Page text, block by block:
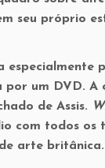
seu próprio
especialmente
por um DVD.
de Assis.
com todos os
arte britânica.